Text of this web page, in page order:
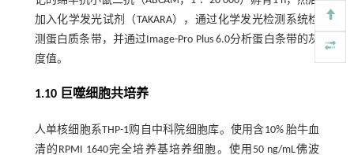
加入化学发光试剂（TAKARA），通过化学发光检测系统检
测蛋白质条带，并通过Image-Pro Plus 6.0分析蛋白条带的灰
度值。
1.10 巨噬细胞共培养
人单核细胞系THP-1购自中科院细胞库。使用含10% 胎牛血
清的RPMI 1640完全培养基培养细胞。使用50 ng/mL佛波